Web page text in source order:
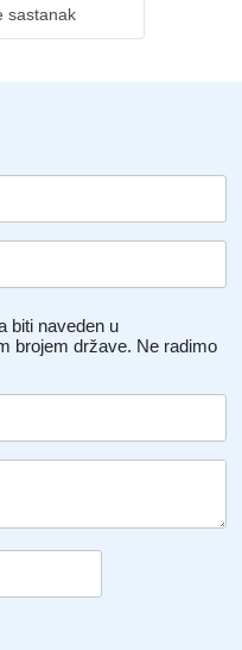
sastanak
biti naveden u
brojem države. Ne radimo